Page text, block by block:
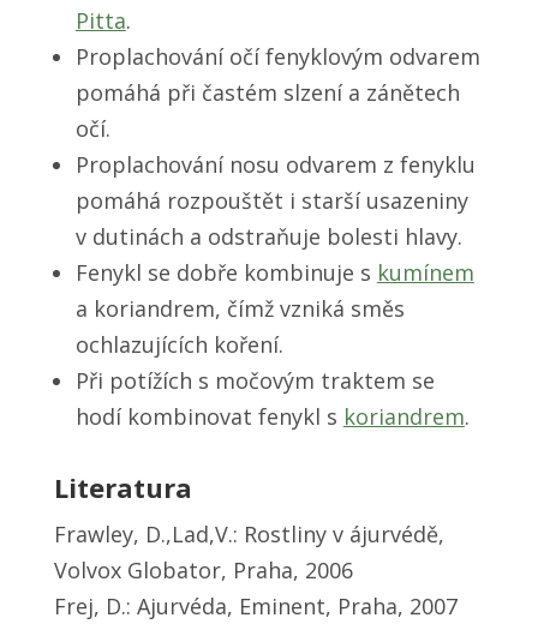
Pitta.
Proplachování očí fenyklovým odvarem
pomáhá při častém slzení a zánětech
očí.
Proplachování nosu odvarem z fenyklu
pomáhá rozpouštět i starší usazeniny
v dutinách a odstraňuje bolesti hlavy.
Fenykl se dobře kombinuje s kumínem
a koriandrem, čímž vzniká směs
ochlazujících koření.
Při potížích s močovým traktem se
hodí kombinovat fenykl s koriandrem.
Literatura
Frawley, D.,Lad,V.: Rostliny v ájurvédě,
Volvox Globator, Praha, 2006
Frej, D.: Ajurvéda, Eminent, Praha, 2007